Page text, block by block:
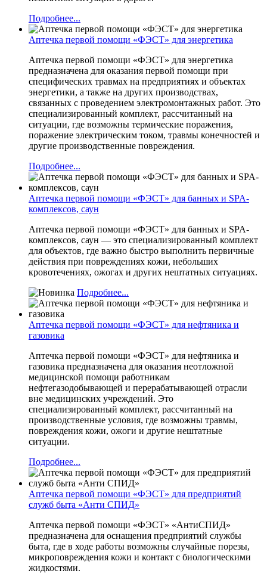
Подробнее...
Аптечка первой помощи «ФЭСТ» для энергетика
Аптечка первой помощи «ФЭСТ» для энергетика
предназначена для оказания первой помощи при
специфических травмах на предприятиях и объектах
энергетики, а также на других производствах,
связанных с проведением электромонтажных работ. Это
специализированный комплект, рассчитанный на
ситуации, где возможны термические поражения,
поражение электрическим током, травмы конечностей и
другие производственные повреждения.
Подробнее...
Аптечка первой помощи «ФЭСТ» для банных и SPA-
комплексов, саун
Аптечка первой помощи «ФЭСТ» для банных и SPA-
комплексов, саун — это специализированный комплект
для объектов, где важно быстро выполнить первичные
действия при повреждениях кожи, небольших
кровотечениях, ожогах и других нештатных ситуациях.
Подробнее...
Аптечка первой помощи «ФЭСТ» для нефтяника и
газовика
Аптечка первой помощи «ФЭСТ» для нефтяника и
газовика предназначена для оказания неотложной
медицинской помощи работникам
нефтегазодобывающей и перерабатывающей отрасли
вне медицинских учреждений. Это
специализированный комплект, рассчитанный на
производственные условия, где возможны травмы,
повреждения кожи, ожоги и другие нештатные
ситуации.
Подробнее...
Аптечка первой помощи «ФЭСТ» для предприятий
служб быта «Анти СПИД»
Аптечка первой помощи «ФЭСТ» «АнтиСПИД»
предназначена для оснащения предприятий службы
быта, где в ходе работы возможны случайные порезы,
микроповреждения кожи и контакт с биологическими
жидкостями.